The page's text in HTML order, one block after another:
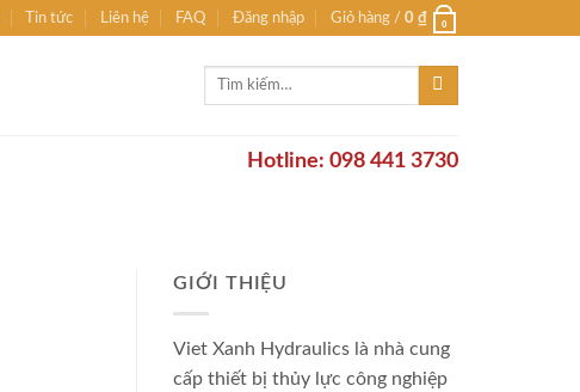
Tin tức Liên hệ FAQ Đăng nhập Giỏ hàng / 0 ₫ 0
Tìm
Hotline: 098 441 3730
GIỚI THIỆU
Viet Xanh Hydraulics là nhà cung
cấp thiết bị thủy lực công nghiệp